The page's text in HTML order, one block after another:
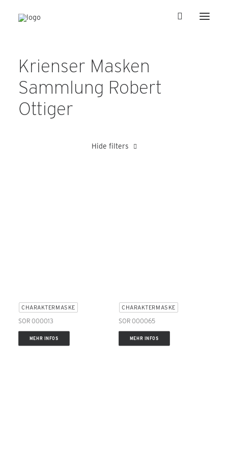
Krienser Masken
Sammlung Robert
Ottiger
Hide filters
CHARAKTERMASKE
SOR 000013
MEHR INFOS
CHARAKTERMASKE
SOR 000065
MEHR INFOS